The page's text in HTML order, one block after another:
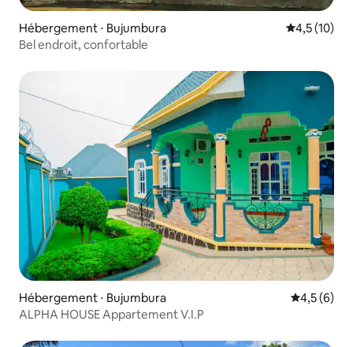
Hébergement ⋅ Bujumbura Évaluation
4,5 (10)
Bel endroit, confortable
Hébergement ⋅ Bujumbura Évaluation
4,5 (6)
ALPHA HOUSE Appartement V.I.P